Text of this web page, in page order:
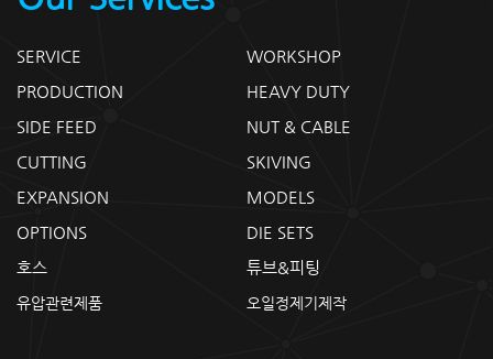
SERVICE
WORKSHOP
PRODUCTION
HEAVY DUTY
SIDE FEED
NUT & CABLE
CUTTING
SKIVING
EXPANSION
MODELS
OPTIONS
DIE SETS
호스
튜브&피팅
유압관련제품 오일정제기제작